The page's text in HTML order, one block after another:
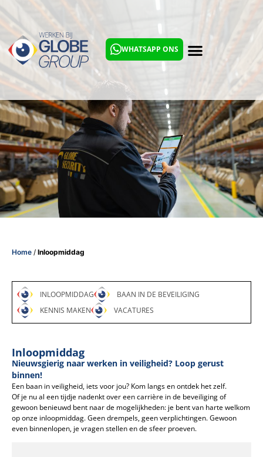
WHATSAPP ONS
Home / Inloopmiddag
INLOOPMIDDAG
BAAN IN DE BEVEILIGING
KENNIS MAKEN
VACATURES
Inloopmiddag
Nieuwsgierig naar werken in veiligheid? Loop gerust
binnen!
Een baan in veiligheid, iets voor jou? Kom langs en ontdek het zelf.
Of je nu al een tijdje nadenkt over een carrière in de beveiliging of
gewoon benieuwd bent naar de mogelijkheden: je bent van harte welkom
op onze inloopmiddag. Geen drempels, geen verplichtingen. Gewoon
even binnenlopen, je vragen stellen en de sfeer proeven.